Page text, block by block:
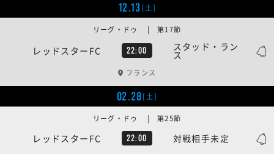
12.13[土]
レッドスターFC 22:00 スタッド・ラン
ス
リーグ・ドゥ | 第17節
フランス
02.28[土]
レッドスターFC 22:00 対戦相手未定
リーグ・ドゥ | 第25節